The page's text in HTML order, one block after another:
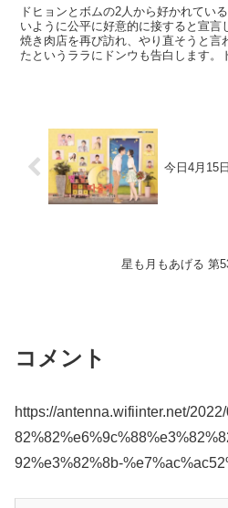
ドヒョンとボムの2人から好かれてい
いように公平に好意的に接すると宣言
焼き肉店を再び訪れ、やり直そうと言
たというララにドンウも告白します。
今日4月15
星も月もあげる 第
コメント
https://antenna.wifiinter.net/
92%e3%82%8b-